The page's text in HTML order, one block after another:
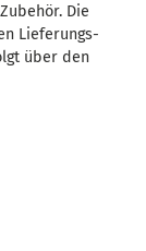
Die
Lieferungs-
über den